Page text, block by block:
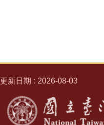
FB
聯
絡
我
更新日期 2026-08-03